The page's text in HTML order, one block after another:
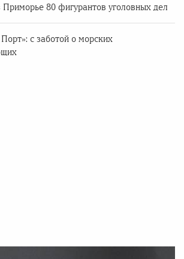
Приморье 80 фигурантов уголовных дел
с заботой о морских